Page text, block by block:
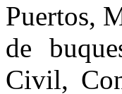
Puertos,
de
Civil,